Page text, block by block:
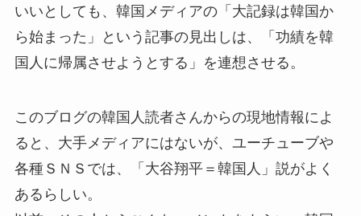
いいとしても、韓国メディアの「大記録は韓国か
ら始まった」という記事の見出しは、「功績を韓
国人に帰属させようとする」を連想させる。
このブログの韓国人読者さんからの現地情報によ
ると、大手メディアにはないが、ユーチューブや
各種ＳＮＳでは、「大谷翔平＝韓国人」説がよく
あるらしい。